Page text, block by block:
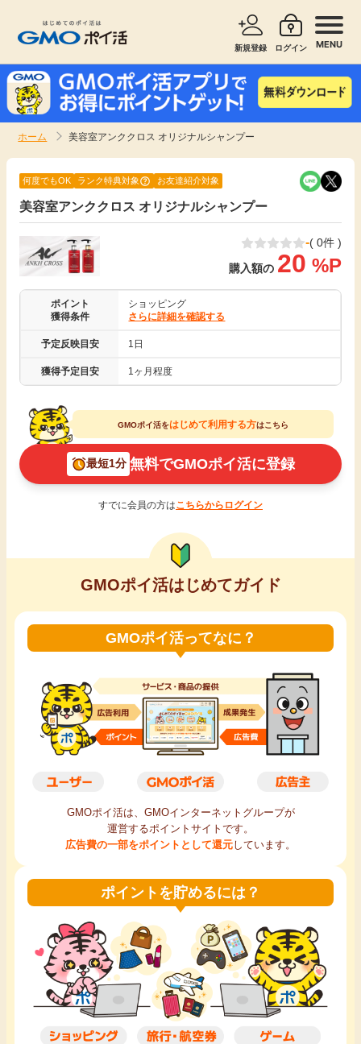
新規登録 ログイン MENU
ホーム 美容室アンククロス オリジナルシャンプー
新着
高還元
即日還元
ゲーム
ポイ活お得情報
カード比較
毎日ゲット
特集一覧
GMOポイ活の使い方
ヘルプセンター
サービスで探す ショッピングで探す
無料サービス
エンタメ
クレジットカード
暮らし
引っ越し
買取・査定
学び
進学・教育
美容・健康
銀行・金融・投資
家計の固定費
何度でもOK ランク特典対象 お友達紹介対象
美容室アンククロス オリジナルシャンプー
-( 0件 )
購入額の 20 %P
ポイント
獲得条件
ショッピング
さらに詳細を確認する
予定反映目安 1日
獲得予定目安 1ヶ月程度
GMOポイ活をはじめて利用する方はこちら
最短1分 無料でGMOポイ活に登録
すでに会員の方はこちらからログイン
GMOポイ活はじめてガイド
GMOポイ活ってなに？
GMOポイ活は、GMOインターネットグループが
運営するポイントサイトです。
広告費の一部をポイントとして還元しています。
ポイントを貯めるには？